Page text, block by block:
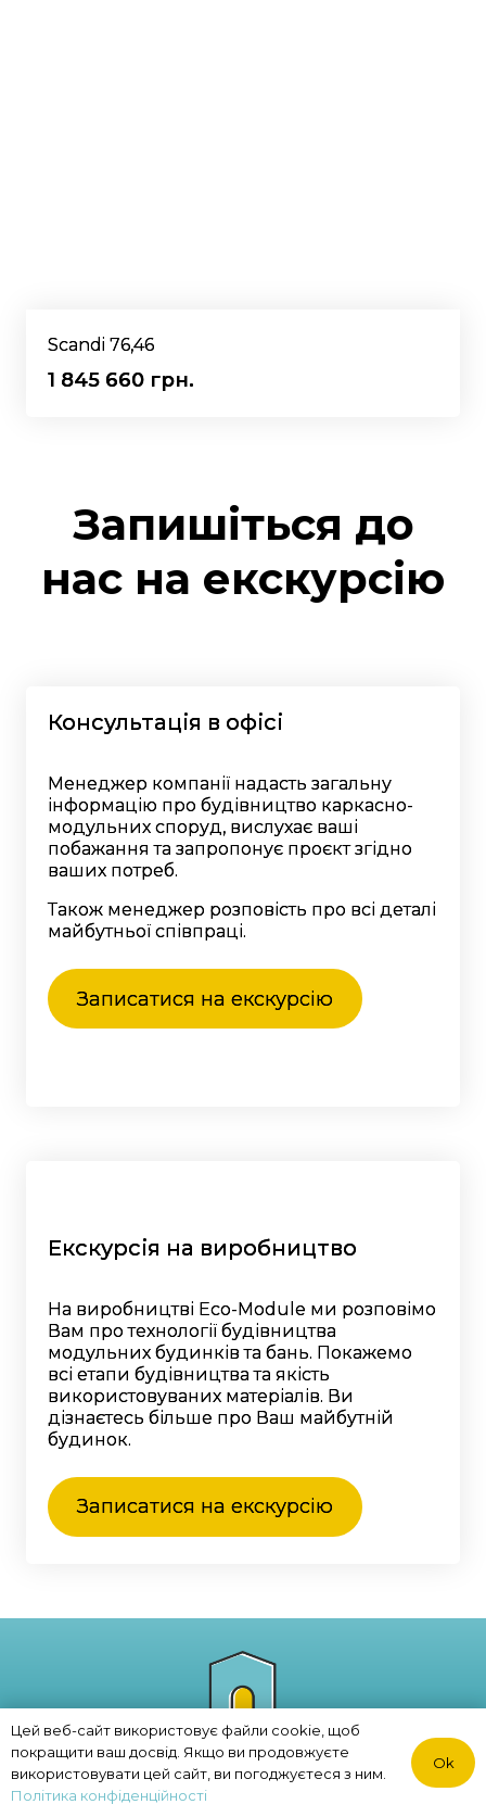
Scandi 76,46
1 845 660 грн.
Запишіться до
нас на екскурсію
Консультація в офісі
Менеджер компанії надасть загальну
інформацію про будівництво каркасно-
модульних споруд, вислухає ваші
побажання та запропонує проєкт згідно
ваших потреб.
Також менеджер розповість про всі деталі
майбутньої співпраці.
Записатися на екскурсію
Екскурсія на виробництво
На виробництві Eco-Module ми розповімо
Вам про технології будівництва
модульних будинків та бань. Покажемо
всі етапи будівництва та якість
використовуваних матеріалів. Ви
дізнаєтесь більше про Ваш майбутній
будинок.
Записатися на екскурсію
Політика конфіденційності
© 2023. ECO MODULE
Цей веб-сайт використовує файли cookie, щоб
покращити ваш досвід. Якщо ви продовжуєте
використовувати цей сайт, ви погоджуєтеся з ним.
Політика конфіденційності
Ok